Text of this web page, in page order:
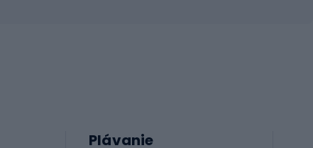
Plávanie